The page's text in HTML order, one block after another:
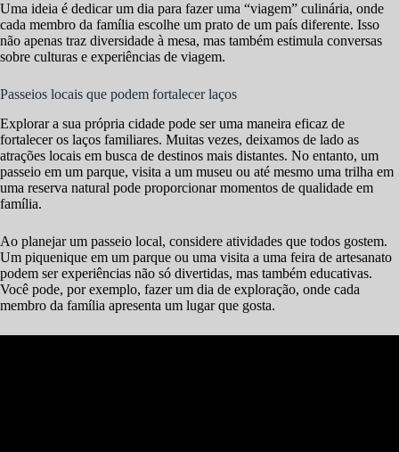
Uma ideia é dedicar um dia para fazer uma “viagem” culinária, onde
cada membro da família escolhe um prato de um país diferente. Isso
não apenas traz diversidade à mesa, mas também estimula conversas
sobre culturas e experiências de viagem.
Passeios locais que podem fortalecer laços
Explorar a sua própria cidade pode ser uma maneira eficaz de
fortalecer os laços familiares. Muitas vezes, deixamos de lado as
atrações locais em busca de destinos mais distantes. No entanto, um
passeio em um parque, visita a um museu ou até mesmo uma trilha em
uma reserva natural pode proporcionar momentos de qualidade em
família.
Ao planejar um passeio local, considere atividades que todos gostem.
Um piquenique em um parque ou uma visita a uma feira de artesanato
podem ser experiências não só divertidas, mas também educativas.
Você pode, por exemplo, fazer um dia de exploração, onde cada
membro da família apresenta um lugar que gosta.